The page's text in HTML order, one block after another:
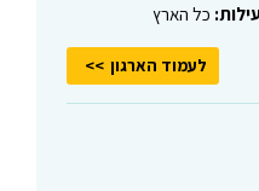
כל הארץ
לעמוד הארגון